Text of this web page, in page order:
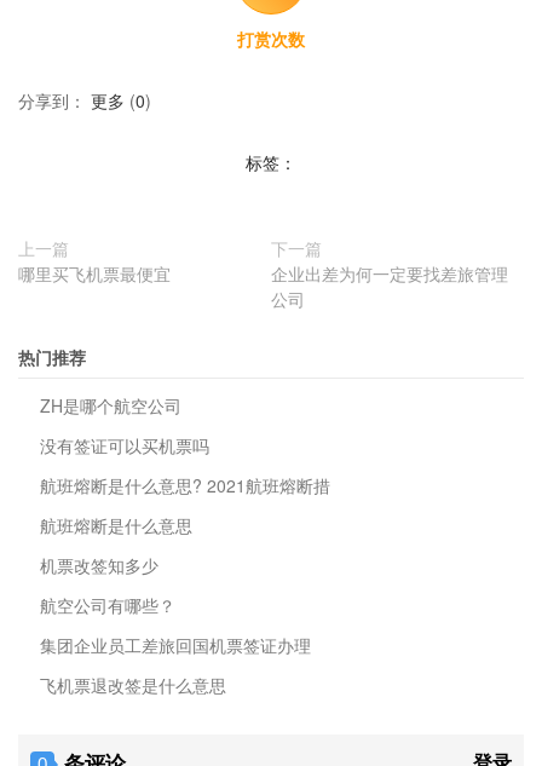
打赏次数
分享到： 更多 (0)
标签：
上一篇
哪里买飞机票最便宜
下一篇
企业出差为何一定要找差旅管理
公司
热门推荐
ZH是哪个航空公司
没有签证可以买机票吗
航班熔断是什么意思? 2021航班熔断措
航班熔断是什么意思
机票改签知多少
航空公司有哪些？
集团企业员工差旅回国机票签证办理
飞机票退改签是什么意思